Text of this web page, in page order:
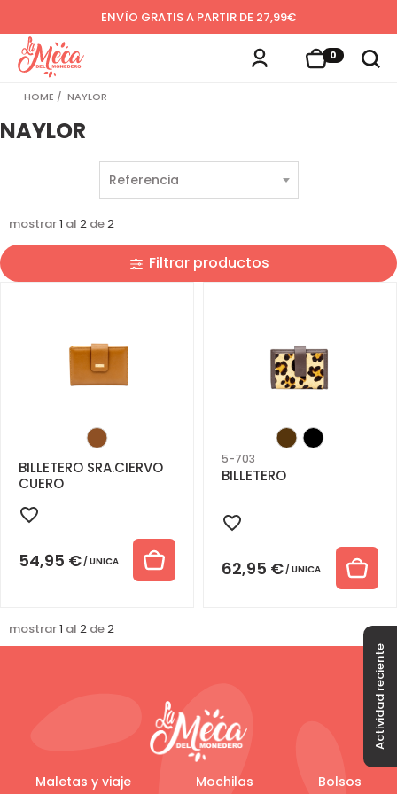
ENVÍO GRATIS A PARTIR DE 27,99€
0
HOME NAYLOR
NAYLOR
mostrar1 al 2 de2
Filtrar productos
BILLETERO SRA.CIERVO
CUERO
54,95 € UNICA
5-703
BILLETERO
62,95 € UNICA
mostrar1 al 2 de2
Actividad reciente
Maletas y viaje Mochilas
Bolsos